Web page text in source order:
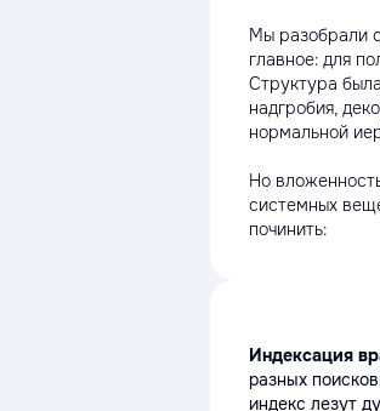
Мы разобрали
главное: для
Структура
надгробия,
нормальной
Но
системных
починить:
Индексация
разных
индекс лезут